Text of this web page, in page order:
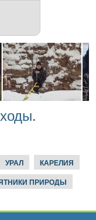
УРАЛ КАРЕЛИЯ
ПРИРОДЫ